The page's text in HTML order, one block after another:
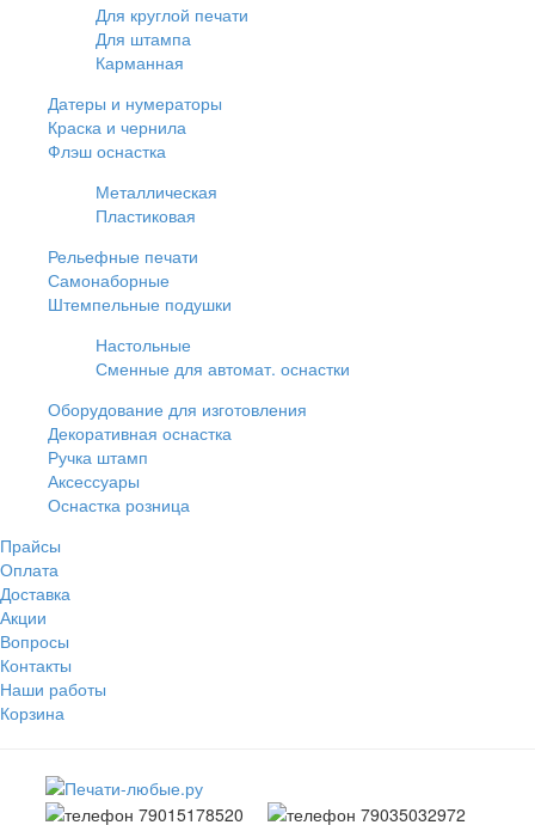
Для круглой печати
Для штампа
Карманная
Датеры и нумераторы
Краска и чернила
Флэш оснастка
Металлическая
Пластиковая
Рельефные печати
Самонаборные
Штемпельные подушки
Настольные
Сменные для автомат. оснастки
Оборудование для изготовления
Декоративная оснастка
Ручка штамп
Аксессуары
Оснастка розница
Прайсы
Оплата
Доставка
Акции
Вопросы
Контакты
Наши работы
Корзина